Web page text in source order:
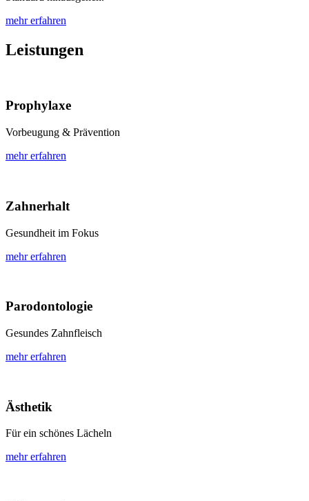
mehr erfahren
Leistungen
Prophylaxe
Vorbeugung & Prävention
mehr erfahren
Zahnerhalt
Gesundheit im Fokus
mehr erfahren
Parodontologie
Gesundes Zahnfleisch
mehr erfahren
Ästhetik
Für ein schönes Lächeln
mehr erfahren